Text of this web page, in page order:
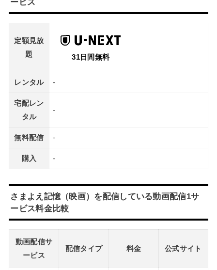
定額見放
題
31日間無料
レンタル -
宅配レン
タル
-
無料配信 -
購入 -
さまよえ記憶（映画）を配信している動画配信1サ
ービス料金比較
動画配信サ
ービス
配信タイプ 料金 公式サイト